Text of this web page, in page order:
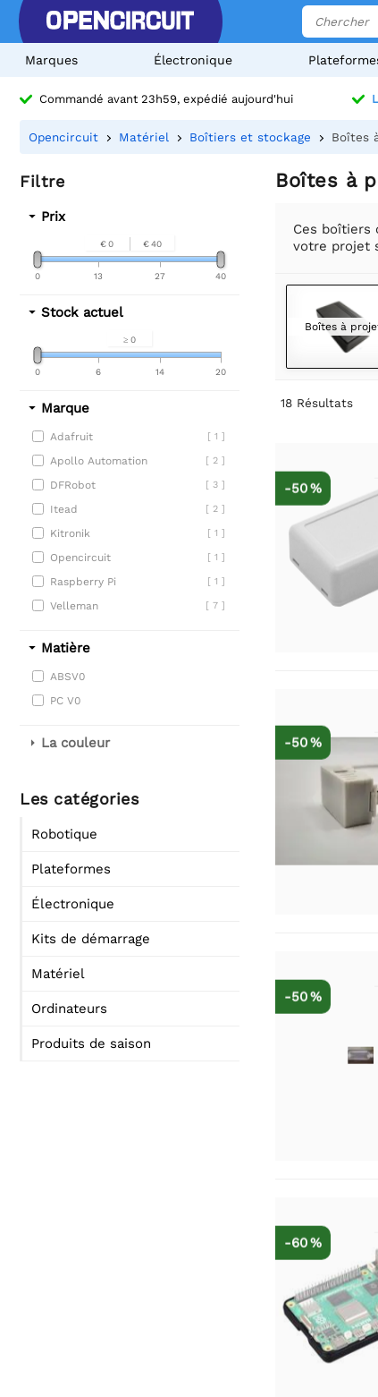
Marques Électronique
Commandé avant 23h59, expédié aujourd'hui
Opencircuit Matériel Boîtiers et stockage Boîtes
Filtre
Prix
€ 0 € 40
0 40
13 27
Stock actuel
≥ 0
0 20
6 14
Marque
Adafruit [ 1 ]
Apollo Automation [ 2 ]
DFRobot [ 3 ]
Itead [ 2 ]
Kitronik [ 1 ]
Opencircuit [ 1 ]
Raspberry Pi [ 1 ]
Velleman [ 7 ]
Matière
ABSV0
PC V0
La couleur
Les catégories
Robotique
Plateformes
Électronique
Kits de démarrage
Matériel
Ordinateurs
Produits de saison
Boîtes à
Ces boîtiers
votre projet
Boîtes à
18 Résultats
-50 %
-50 %
-50 %
-60 %